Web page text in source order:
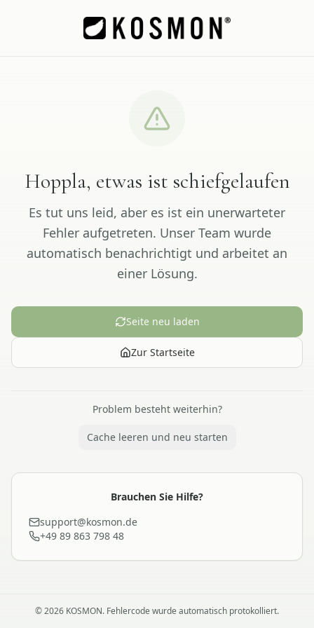
Hoppla, etwas ist schiefgelaufen
Es tut uns leid, aber es ist ein unerwarteter
Fehler aufgetreten. Unser Team wurde
automatisch benachrichtigt und arbeitet an
einer Lösung.
Seite neu laden
Zur Startseite
Problem besteht weiterhin?
Cache leeren und neu starten
Brauchen Sie Hilfe?
support@kosmon.de
+49 89 863 798 48
©2026 KOSMON. Fehlercode wurde automatisch protokolliert.